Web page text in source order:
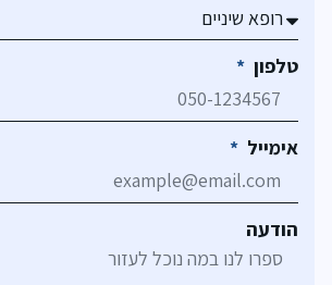
טלפון
אימייל
הודעה